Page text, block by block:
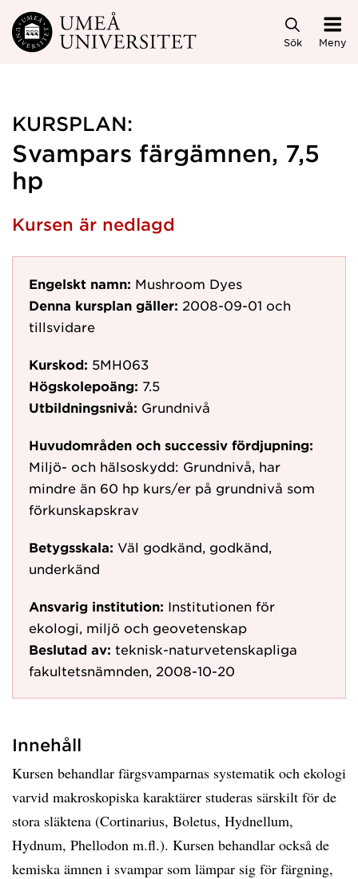
Hoppa direkt till innehållet
Sök Meny
KURSPLAN:
Svampars färgämnen, 7,5
hp
Kursen är nedlagd
Engelskt namn: Mushroom Dyes
Denna kursplan gäller: 2008-09-01 och
tillsvidare
Kurskod: 5MH063
Högskolepoäng: 7.5
Utbildningsnivå: Grundnivå
Huvudområden och successiv fördjupning:
Miljö- och hälsoskydd: Grundnivå, har
mindre än 60 hp kurs/er på grundnivå som
förkunskapskrav
Betygsskala: Väl godkänd, godkänd,
underkänd
Ansvarig institution: Institutionen för
ekologi, miljö och geovetenskap
Beslutad av: teknisk-naturvetenskapliga
fakultetsnämnden, 2008-10-20
Innehåll
Kursen behandlar färgsvamparnas systematik och ekologi
varvid makroskopiska karaktärer studeras särskilt för de
stora släktena (Cortinarius, Boletus, Hydnellum,
Hydnum, Phellodon m.fl.). Kursen behandlar också de
kemiska ämnen i svampar som lämpar sig för färgning,